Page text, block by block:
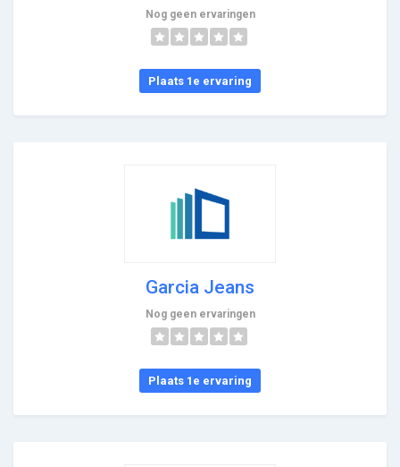
Nog geen ervaringen
Plaats 1e ervaring
Garcia Jeans
Nog geen ervaringen
Plaats 1e ervaring